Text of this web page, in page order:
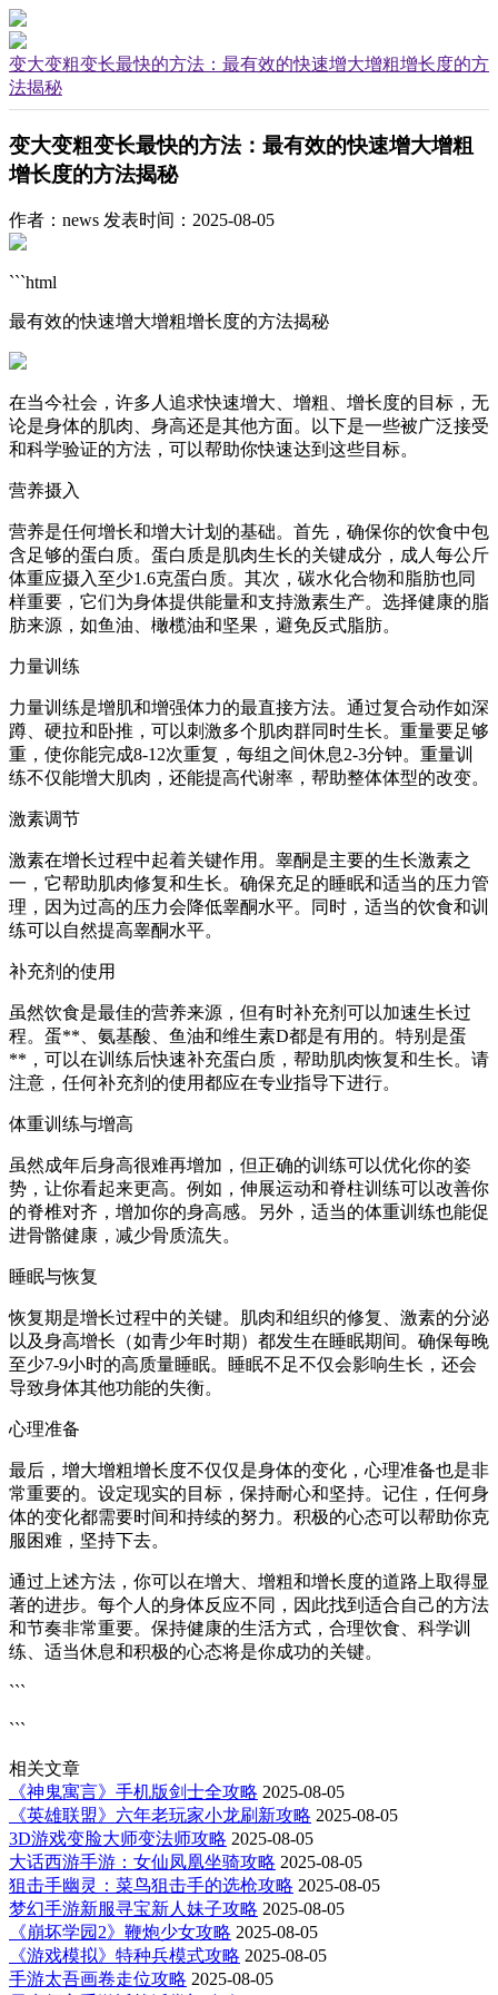
变大变粗变长最快的方法：最有效的快速增大增粗增长度的方
法揭秘
变大变粗变长最快的方法：最有效的快速增大增粗
增长度的方法揭秘
作者：news 发表时间：2025-08-05
```html
最有效的快速增大增粗增长度的方法揭秘
在当今社会，许多人追求快速增大、增粗、增长度的目标，无
论是身体的肌肉、身高还是其他方面。以下是一些被广泛接受
和科学验证的方法，可以帮助你快速达到这些目标。
营养摄入
营养是任何增长和增大计划的基础。首先，确保你的饮食中包
含足够的蛋白质。蛋白质是肌肉生长的关键成分，成人每公斤
体重应摄入至少1.6克蛋白质。其次，碳水化合物和脂肪也同
样重要，它们为身体提供能量和支持激素生产。选择健康的脂
肪来源，如鱼油、橄榄油和坚果，避免反式脂肪。
力量训练
力量训练是增肌和增强体力的最直接方法。通过复合动作如深
蹲、硬拉和卧推，可以刺激多个肌肉群同时生长。重量要足够
重，使你能完成8-12次重复，每组之间休息2-3分钟。重量训
练不仅能增大肌肉，还能提高代谢率，帮助整体体型的改变。
激素调节
激素在增长过程中起着关键作用。睾酮是主要的生长激素之
一，它帮助肌肉修复和生长。确保充足的睡眠和适当的压力管
理，因为过高的压力会降低睾酮水平。同时，适当的饮食和训
练可以自然提高睾酮水平。
补充剂的使用
虽然饮食是最佳的营养来源，但有时补充剂可以加速生长过
程。蛋**、氨基酸、鱼油和维生素D都是有用的。特别是蛋
**，可以在训练后快速补充蛋白质，帮助肌肉恢复和生长。请
注意，任何补充剂的使用都应在专业指导下进行。
体重训练与增高
虽然成年后身高很难再增加，但正确的训练可以优化你的姿
势，让你看起来更高。例如，伸展运动和脊柱训练可以改善你
的脊椎对齐，增加你的身高感。另外，适当的体重训练也能促
进骨骼健康，减少骨质流失。
睡眠与恢复
恢复期是增长过程中的关键。肌肉和组织的修复、激素的分泌
以及身高增长（如青少年时期）都发生在睡眠期间。确保每晚
至少7-9小时的高质量睡眠。睡眠不足不仅会影响生长，还会
导致身体其他功能的失衡。
心理准备
最后，增大增粗增长度不仅仅是身体的变化，心理准备也是非
常重要的。设定现实的目标，保持耐心和坚持。记住，任何身
体的变化都需要时间和持续的努力。积极的心态可以帮助你克
服困难，坚持下去。
通过上述方法，你可以在增大、增粗和增长度的道路上取得显
著的进步。每个人的身体反应不同，因此找到适合自己的方法
和节奏非常重要。保持健康的生活方式，合理饮食、科学训
练、适当休息和积极的心态将是你成功的关键。
```
```
相关文章
《神鬼寓言》手机版剑士全攻略 2025-08-05
《英雄联盟》六年老玩家小龙刷新攻略 2025-08-05
3D游戏变脸大师变法师攻略 2025-08-05
大话西游手游：女仙凤凰坐骑攻略 2025-08-05
狙击手幽灵：菜鸟狙击手的选枪攻略 2025-08-05
梦幻手游新服寻宝新人妹子攻略 2025-08-05
《崩坏学园2》鞭炮少女攻略 2025-08-05
《游戏模拟》特种兵模式攻略 2025-08-05
手游太吾画卷走位攻略 2025-08-05